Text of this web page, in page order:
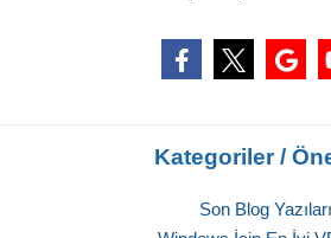
Kategoriler /
Son Blog Yazıları